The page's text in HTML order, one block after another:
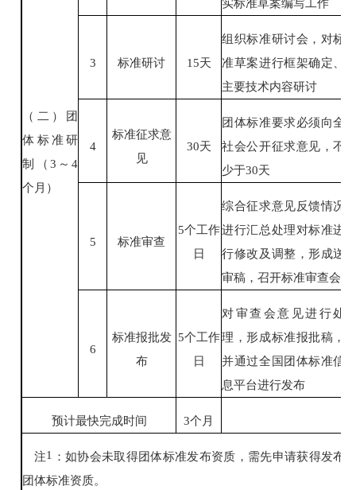
（二）团
体标准研
制（ 3 ～4
个月）
实标准草案编写工作
3 标准研讨 15天
组织标准研讨会，对标
准草案进行框架确定、
主要技术内容研讨
4
标准征求意
见
30天
团体标准要求必须向全
社会公开征求意见，不
少于30天
5 标准审查
5个工作
日
综合征求意见反馈情况
进行汇总处理对标准进
行修改及调整，形成送
审稿，召开标准审查会
6
标准报批发
布
5个工作
日
对审查会意见进行处
理，形成标准报批稿，
并通过全国团体标准信
息平台进行发布
预计最快完成时间 3个月
注1 ： 如协会未取得团体标准发布资质，需先申请获得发布
团体标准资质。